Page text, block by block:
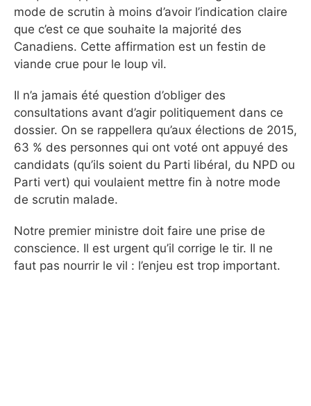
mode de scrutin à moins d’avoir l’indication claire
que c’est ce que souhaite la majorité des
Canadiens. Cette affirmation est un festin de
viande crue pour le loup vil.
Il n’a jamais été question d’obliger des
consultations avant d’agir politiquement dans ce
dossier. On se rappellera qu’aux élections de 2015,
63 % des personnes qui ont voté ont appuyé des
candidats (qu’ils soient du Parti libéral, du NPD ou
Parti vert) qui voulaient mettre fin à notre mode
de scrutin malade.
Notre premier ministre doit faire une prise de
conscience. Il est urgent qu’il corrige le tir. Il ne
faut pas nourrir le vil : l’enjeu est trop important.